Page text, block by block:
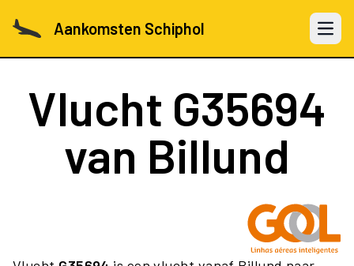
Aankomsten Schiphol Open
Vlucht G35694
van Billund